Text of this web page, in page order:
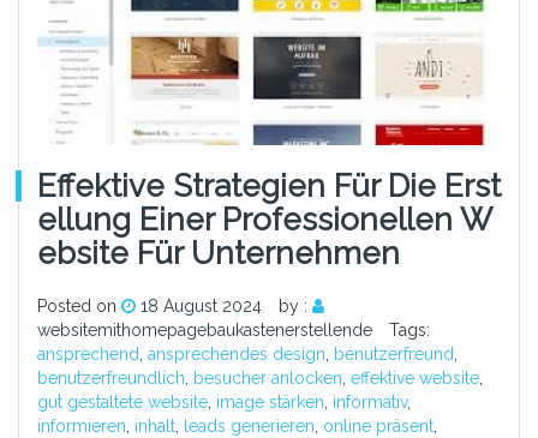
Effektive Strategien Für Die Erst
Ellung Einer Professionellen W
Ebsite Für Unternehmen
Posted on 18 August 2024
by :
websitemithomepagebaukastenerstellende
Tags:
ansprechend ansprechendes design benutzerfreund
benutzerfreundlich
besucher anlocken effektive website
gut gestaltete website image stärken informativ,
informieren inhalt leads generieren online präsent